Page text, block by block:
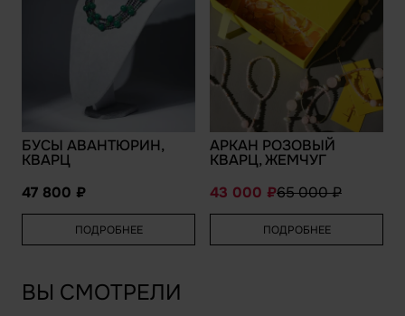
БУСЫ АВАНТЮРИН,
КВАРЦ
47 800
ПОДРОБНЕЕ
АРКАН РОЗОВЫЙ
КВАРЦ, ЖЕМЧУГ
43 000
65 000
ПОДРОБНЕЕ
ВЫ СМОТРЕЛИ